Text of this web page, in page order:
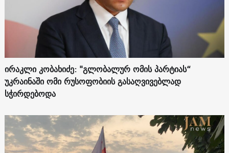
ირაკლი კობახიძე: "გლობალურ ომის პარტიას“
უკრაინაში ომი რუსოფობიის გასაღვივებლად
სჭირდებოდა